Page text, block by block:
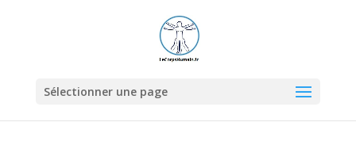
Sélectionner une page